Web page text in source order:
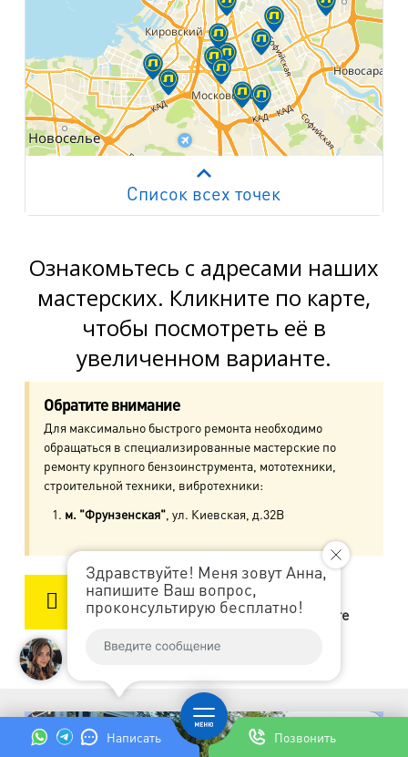
Написать Позвонить
Здравствуйте! Меня зовут Анна,
напишите Ваш вопрос,
проконсультирую бесплатно!
пр. Просвещения, д.20
м. Пр. Ветеранов
пр. Ветеранов, д.9
м. Ул. Дыбенко
м. Комендантский пр.
пр. Авиаконструкторов, д.4
м. Приморская
м. Академическая
пр. Науки, д.8, к.1
м. Озерки, м. Пр. Просвещения
м. Автово
пр. Маршала Жукова, д.35, к.3
Работает на API 2ГИС
Лицензионное соглашение
Список всех точек
Ознакомьтесь с адресами наших
мастерских. Кликните по карте,
чтобы посмотреть её в
увеличенном варианте.
Обратите внимание
Для максимально быстрого ремонта необходимо
обращаться в специализированные мастерские по
ремонту крупного бензоинструмента, мототехники,
строительной техники, вибротехники:
м. "Фрунзенская" , ул. Киевская, д.32В
Перед тем, как принести к нам
бензоинструмент, обязательно слейте